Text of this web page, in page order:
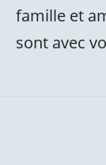
famille et
sont avec